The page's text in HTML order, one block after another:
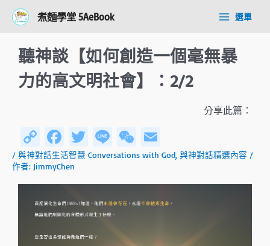
煮麵學堂 5AeBook
Main選單
聽神談【如何創造一個毫無暴
力的高文明社會】：2/2
分享此篇：
C
o
py
Li
n
k
Fa
ce
b
ok
T
wi
er
Li
n
W
e
h
at
m
/ 與神對話生活智慧 Conversations with God 與神對話精選內容 /
作者: JimmyChen
navigation